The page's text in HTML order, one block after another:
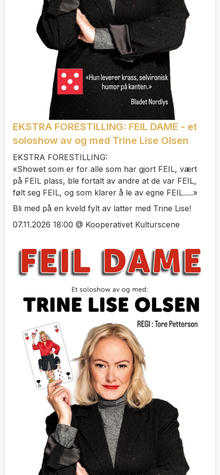
EKSTRA FORESTILLING: FEIL DAME - et
soloshow av og med Trine Lise Olsen
EKSTRA FORESTILLING:
«Showet som er for alle som har gjort FEIL, vært
på FEIL plass, ble fortalt av andre at de var FEIL,
følt seg FEIL, og som klarer å le av egne FEIL.....»
Bli med på en kveld fylt av latter med Trine Lise!
07.11.2026 18:00 @ Kooperativet Kulturscene